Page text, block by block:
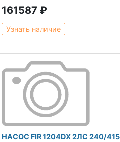
161587 ₽
Узнать наличие
НАСОС FIR 1204DX 2ЛС 240/415